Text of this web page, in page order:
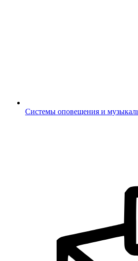
Системы оповещения и